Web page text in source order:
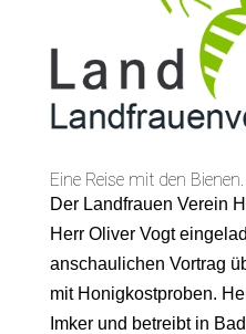
Eine Reise mit den Bienen.
Der Landfrauen Verein
Herr Oliver Vogt
anschaulichen Vortrag
mit Honigkostproben.
Imker und betreibt in